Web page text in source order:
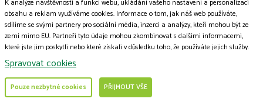
© 2009-2026 ČSOP Vlašim,všechna práva vyhrazena
Grafický návrhKošnarDesign.cza zpracoval Jan Čech
K analýze návštěvnosti a funkcí webu, ukládání vašeho nastavení a personalizaci
obsahu a reklam využíváme cookies. Informace o tom, jak náš web používáte,
sdílíme se svými partnery pro sociální média, inzerci a analýzy, kteří mohou být ze
zemí mimo EU. Partneři tyto údaje mohou zkombinovat s dalšími informacemi,
které jste jim poskytli nebo které získali v důsledku toho, že používáte jejich služby.
Podrobné informace
Spravovat cookies
Pouze nezbytné cookies PŘIJMOUT VŠE